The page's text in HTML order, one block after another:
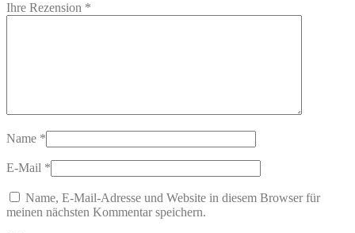
Ihre Rezension *
Name *
E-Mail *
Name, E-Mail-Adresse und Website in diesem Browser für
meinen nächsten Kommentar speichern.